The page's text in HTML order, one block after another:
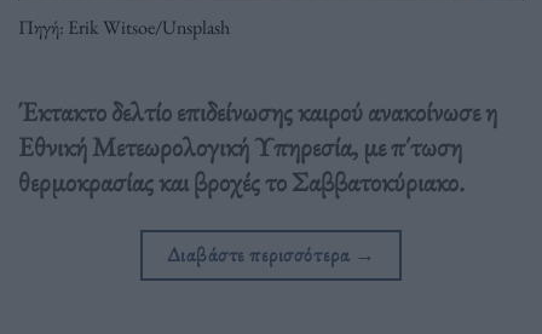
Πηγή: Erik Witsoe/Unsplash
Έκτακτο δελτίο επιδείνωσης καιρού ανακοίνωσε η
Εθνική Μετεωρολογική Υπηρεσία, με π΄τωση
θερμοκρασίας και βροχές το Σαββατοκύριακο.
Διαβάστε περισσότερα →